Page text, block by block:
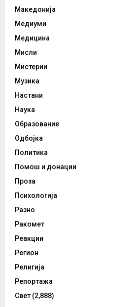
Македонија
Медиуми
Медицина
Мисли
Мистерии
Музика
Настани
Наука
Образование
Одбојка
Политика
Помош и донации
Проза
Психологија
Разно
Ракомет
Реакции
Регион
Религија
Репортажа
Свет (2,888)